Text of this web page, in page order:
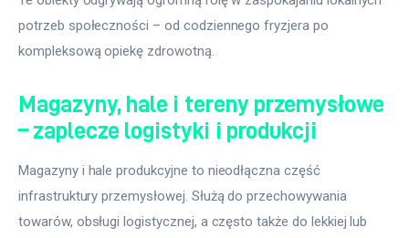
potrzeb społeczności – od codziennego fryzjera po
kompleksową opiekę zdrowotną.
Magazyny, hale i tereny przemysłowe
– zaplecze logistyki i produkcji
Magazyny i hale produkcyjne to nieodłączna część
infrastruktury przemysłowej. Służą do przechowywania
towarów, obsługi logistycznej, a często także do lekkiej lub